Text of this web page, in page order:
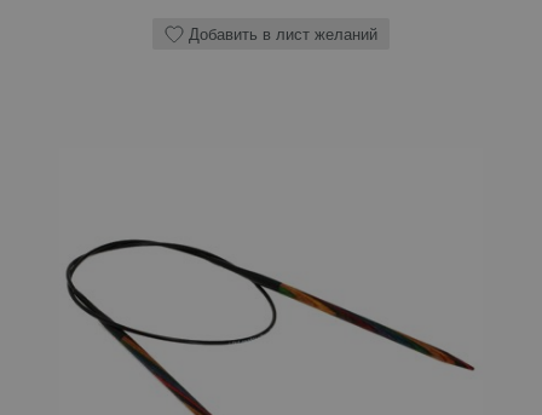
Добавить в лист желаний